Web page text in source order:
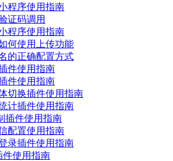
程序使用指南
证码调用
程序使用指南
何使用上传功能
的正确配置方式
件使用指南
件使用指南
切换插件使用指南
计插件使用指南
插件使用指南
配置使用指南
录插件使用指南
件使用指南